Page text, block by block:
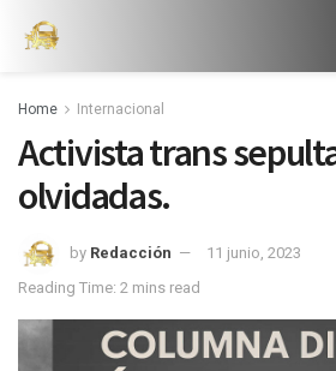
Home Internacional
Activista trans
olvidadas.
by Redacción
11 junio, 2023
Reading Time: 2 mins read